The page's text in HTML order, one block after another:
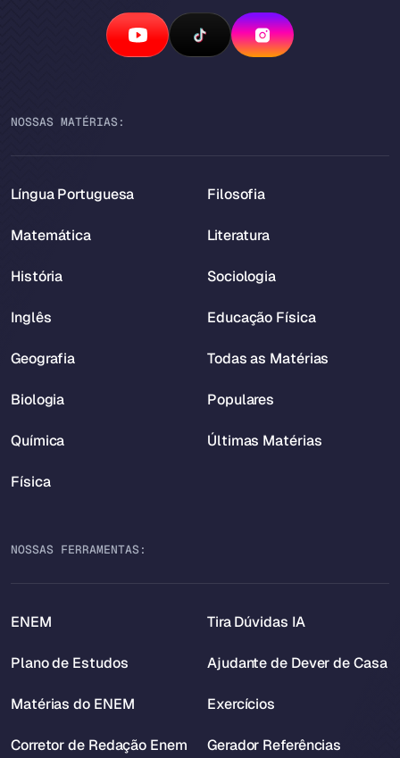
NOSSAS MATÉRIAS:
Língua Portuguesa
Matemática
História
Inglês
Geografia
Biologia
Química
Física
Filosofia
Literatura
Sociologia
Educação Física
Todas as Matérias
Populares
Últimas Matérias
NOSSAS FERRAMENTAS:
ENEM
Plano de Estudos
Matérias do ENEM
Corretor de Redação Enem
Tira Dúvidas IA
Ajudante de Dever de Casa
Exercícios
Gerador Referências